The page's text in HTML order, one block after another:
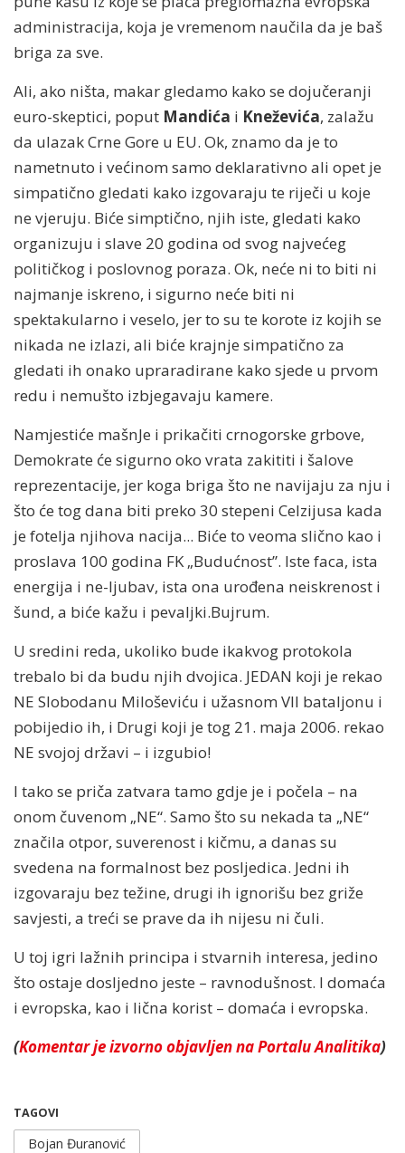
administracija, koja je vremenom naučila da je baš
briga za sve.
Ali, ako ništa, makar gledamo kako se dojučeranji
euro-skeptici, poput Mandića i Kneževića, zalažu
da ulazak Crne Gore u EU. Ok, znamo da je to
nametnuto i većinom samo deklarativno ali opet je
simpatično gledati kako izgovaraju te riječi u koje
ne vjeruju. Biće simptično, njih iste, gledati kako
organizuju i slave 20 godina od svog najvećeg
političkog i poslovnog poraza. Ok, neće ni to biti ni
najmanje iskreno, i sigurno neće biti ni
spektakularno i veselo, jer to su te korote iz kojih se
nikada ne izlazi, ali biće krajnje simpatično za
gledati ih onako upraradirane kako sjede u prvom
redu i nemušto izbjegavaju kamere.
Namjestiće mašnJe i prikačiti crnogorske grbove,
Demokrate će sigurno oko vrata zakititi i šalove
reprezentacije, jer koga briga što ne navijaju za nju i
što će tog dana biti preko 30 stepeni Celzijusa kada
je fotelja njihova nacija... Biće to veoma slično kao i
proslava 100 godina FK „Budućnost”. Iste faca, ista
energija i ne-ljubav, ista ona urođena neiskrenost i
šund, a biće kažu i pevaljki.Bujrum.
U sredini reda, ukoliko bude ikakvog protokola
trebalo bi da budu njih dvojica. JEDAN koji je rekao
NE Slobodanu Miloševiću i užasnom VII bataljonu i
pobijedio ih, i Drugi koji je tog 21. maja 2006. rekao
NE svojoj državi – i izgubio!
I tako se priča zatvara tamo gdje je i počela – na
onom čuvenom „NE“. Samo što su nekada ta „NE“
značila otpor, suverenost i kičmu, a danas su
svedena na formalnost bez posljedica. Jedni ih
izgovaraju bez težine, drugi ih ignorišu bez griže
savjesti, a treći se prave da ih nijesu ni čuli.
U toj igri lažnih principa i stvarnih interesa, jedino
što ostaje dosljedno jeste – ravnodušnost. I domaća
i evropska, kao i lična korist – domaća i evropska.
(Komentar je izvorno objavljen na Portalu Analitika)
TAGOVI
Bojan Đuranović